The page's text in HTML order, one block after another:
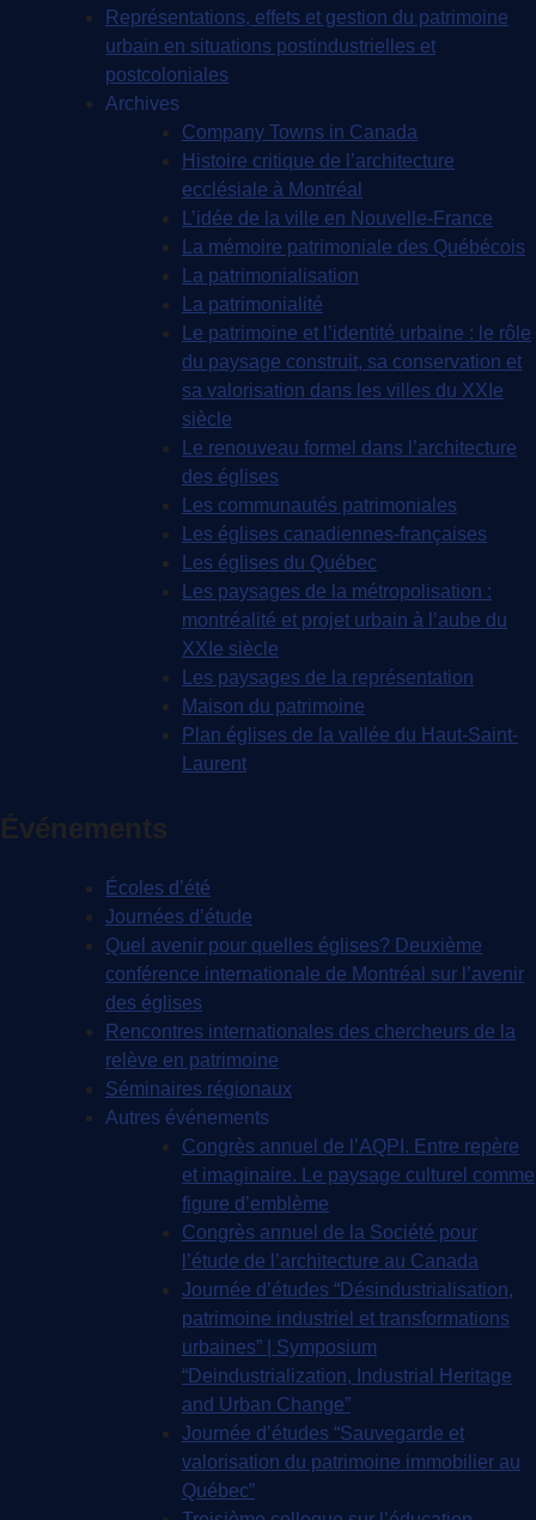
Représentations, effets et gestion du patrimoine
urbain en situations postindustrielles et
postcoloniales
Archives
Company Towns in Canada
Histoire critique de l’architecture
ecclésiale à Montréal
L’idée de la ville en Nouvelle-France
La mémoire patrimoniale des Québécois
La patrimonialisation
La patrimonialité
Le patrimoine et l’identité urbaine : le rôle
du paysage construit, sa conservation et
sa valorisation dans les villes du XXIe
siècle
Le renouveau formel dans l’architecture
des églises
Les communautés patrimoniales
Les églises canadiennes-françaises
Les églises du Québec
Les paysages de la métropolisation :
montréalité et projet urbain à l’aube du
XXIe siècle
Les paysages de la représentation
Maison du patrimoine
Plan églises de la vallée du Haut-Saint-
Laurent
Événements
Écoles d’été
Journées d’étude
Quel avenir pour quelles églises? Deuxième
conférence internationale de Montréal sur l’avenir
des églises
Rencontres internationales des chercheurs de la
relève en patrimoine
Séminaires régionaux
Autres événements
Congrès annuel de l’AQPI. Entre repère
et imaginaire. Le paysage culturel comme
figure d’emblème
Congrès annuel de la Société pour
l’étude de l’architecture au Canada
Journée d’études “Désindustrialisation,
patrimoine industriel et transformations
urbaines” | Symposium
“Deindustrialization, Industrial Heritage
and Urban Change”
Journée d’études “Sauvegarde et
valorisation du patrimoine immobilier au
Québec”